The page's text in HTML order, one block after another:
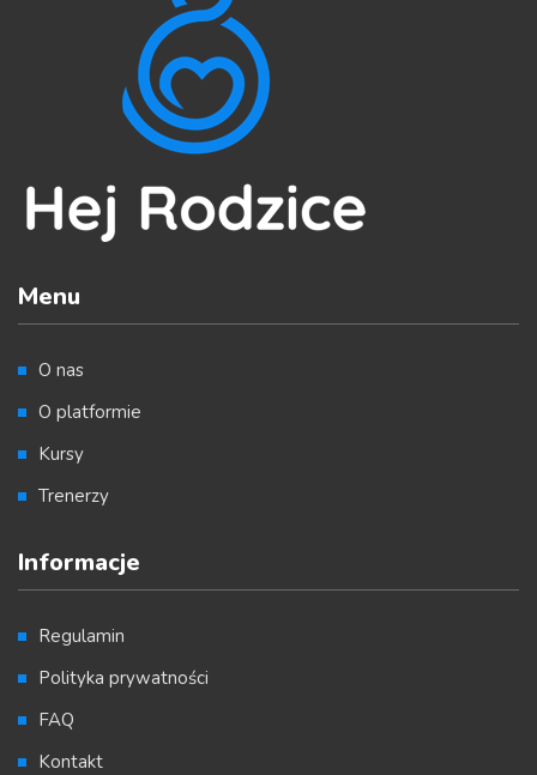
Menu
O nas
O platformie
Kursy
Trenerzy
Informacje
Regulamin
Polityka prywatności
FAQ
Kontakt